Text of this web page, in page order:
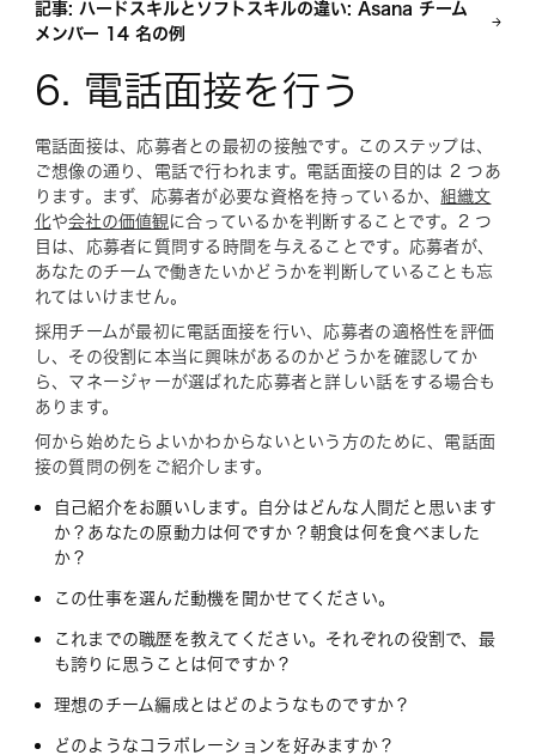
記事: ハードスキルとソフトスキルの違い: Asana チーム
メンバー 14 名の例
6. 電話面接を行う
電話面接は、応募者との最初の接触です。このステップは、
ご想像の通り、電話で行われます。電話面接の目的は 2 つあ
ります。まず、応募者が必要な資格を持っているか、 組織文
化や会社の価値観 に合っているかを判断することです。2 つ
目は、応募者に質問する時間を与えることです。応募者が、
あなたのチームで働きたいかどうかを判断していることも忘
れてはいけません。
採用チームが最初に電話面接を行い、応募者の適格性を評価
し、その役割に本当に興味があるのかどうかを確認してか
ら、マネージャーが選ばれた応募者と詳しい話をする場合も
あります。
何から始めたらよいかわからないという方のために、電話面
接の質問の例をご紹介します。
自己紹介をお願いします。自分はどんな人間だと思います
か？あなたの原動力は何ですか？朝食は何を食べました
か？
この仕事を選んだ動機を聞かせてください。
これまでの職歴を教えてください。それぞれの役割で、最
も誇りに思うことは何ですか？
理想のチーム編成とはどのようなものですか？
どのようなコラボレーションを好みますか？